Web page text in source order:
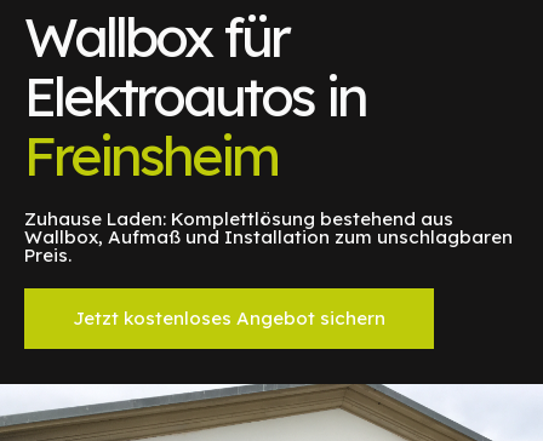
Wallbox für
Elektroautos in
Freinsheim
Zuhause Laden: Komplettlösung bestehend aus
Wallbox, Aufmaß und Installation zum unschlagbaren
Preis.
Jetzt kostenloses Angebot sichern